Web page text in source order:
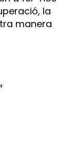
la
manera